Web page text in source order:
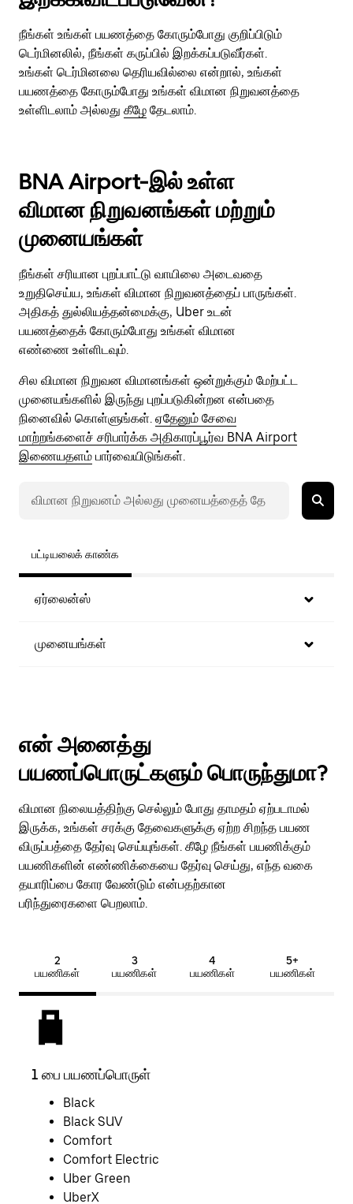
நீங்கள் உங்கள் பயணத்தை கோரும்போது குறிப்பிடும்
டெர்மினலில், நீங்கள் கருப்பில் இறக்கப்படுவீர்கள்.
உங்கள் டெர்மினலை தெரியவில்லை என்றால், உங்கள்
பயணத்தை கோரும்போது உங்கள் விமான நிறுவனத்தை
உள்ளிடலாம் அல்லது கீழே தேடலாம்.
BNA Airport-இல் உள்ள
விமான நிறுவனங்கள் மற்றும்
முனையங்கள்
நீங்கள் சரியான புறப்பாட்டு வாயிலை அடைவதை
உறுதிசெய்ய, உங்கள் விமான நிறுவனத்தைப் பாருங்கள்.
அதிகத் துல்லியத்தன்மைக்கு, Uber உடன்
பயணத்தைக் கோரும்போது உங்கள் விமான
எண்ணை உள்ளிடவும்.
சில விமான நிறுவன விமானங்கள் ஒன்றுக்கும் மேற்பட்ட
முனையங்களில் இருந்து புறப்படுகின்றன என்பதை
நினைவில் கொள்ளுங்கள். ஏதேனும் சேவை
மாற்றங்களைச் சரிபார்க்க அதிகாரப்பூர்வ BNA Airport
இணையதளம் பார்வையிடுங்கள்.
பட்டியலைக் காண்க
ஏர்லைன்ஸ்
முனையங்கள்
என் அனைத்து
பயணப்பொருட்களும் பொருந்துமா?
விமான நிலையத்திற்கு செல்லும் போது தாமதம் ஏற்படாமல்
இருக்க, உங்கள் சரக்கு தேவைகளுக்கு ஏற்ற சிறந்த பயண
விருப்பத்தை தேர்வு செய்யுங்கள். கீழே நீங்கள் பயணிக்கும்
பயணிகளின் எண்ணிக்கையை தேர்வு செய்து, எந்த வகை
தயாரிப்பை கோர வேண்டும் என்பதற்கான
பரிந்துரைகளை பெறலாம்.
2
பயணிகள்
3
பயணிகள்
4
பயணிகள்
5+
பயணிகள்
1 பை பயணப்பொருள்
Black
Black SUV
Comfort
Comfort Electric
Uber Green
UberX